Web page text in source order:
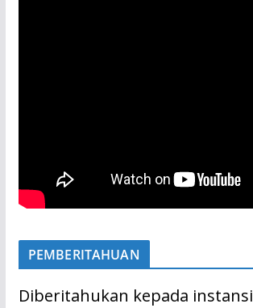
PEMBERITAHUAN
Diberitahukan kepada instansi